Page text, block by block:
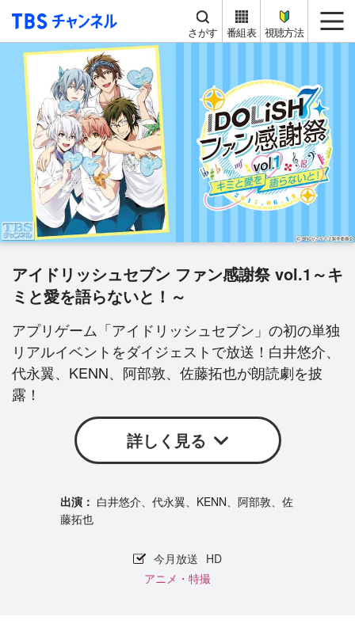
TBS チャンネル
さがす 番組表 視聴方法
アイドリッシュセブン ファン感謝祭 vol.1～キ
ミと愛を語らないと！～
アプリゲーム「アイドリッシュセブン」の初の単独
リアルイベントをダイジェストで放送！白井悠介、
代永翼、KENN、阿部敦、佐藤拓也が朗読劇を披
露！
詳しく見る
白井悠介、代永翼、KENN、阿部敦、佐
藤拓也
今月放送 HD
アニメ・特撮